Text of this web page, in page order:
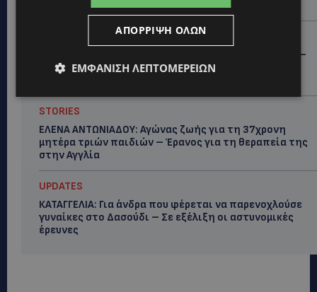
ΓΕΝΕΘΛΙΟΣ ΗΜΕΡΑ: Η ηλικία είναι μόνο ένας αριθμός –
Οι άνθρωποι και οι στιγμές είναι η πραγματική μας
STORIES
ΕΛΕΝΑ ΑΝΤΩΝΙΑΔΟΥ: Αγώνας ζωής για τη 37χρονη
μητέρα τριών παιδιών – Έρανος για τη θεραπεία της
στην Αγγλία
UPDATES
ΚΑΤΑΓΓΕΛΙΑ: Για άνδρα που φέρεται να παρενοχλούσε
γυναίκες στο Δασούδι – Σε εξέλιξη οι αστυνομικές
έρευνες
ΑΠΌΡΡΙΨΗ ΌΛΩΝ
ΕΜΦΆΝΙΣΗ ΛΕΠΤΟΜΕΡΕΙΏΝ